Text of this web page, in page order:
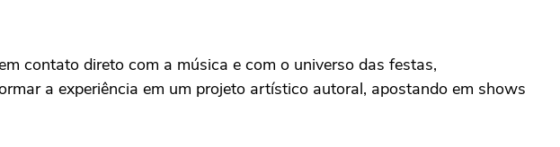
contato direto com a música e com o universo das festas,
a experiência em um projeto artístico autoral, apostando em shows